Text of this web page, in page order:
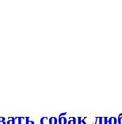
собак